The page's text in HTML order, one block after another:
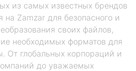
из самых известных брендов
на Zamzar для безопасного и
своих файлов,
необходимых форматов для
От глобальных корпораций и
до уважаемых